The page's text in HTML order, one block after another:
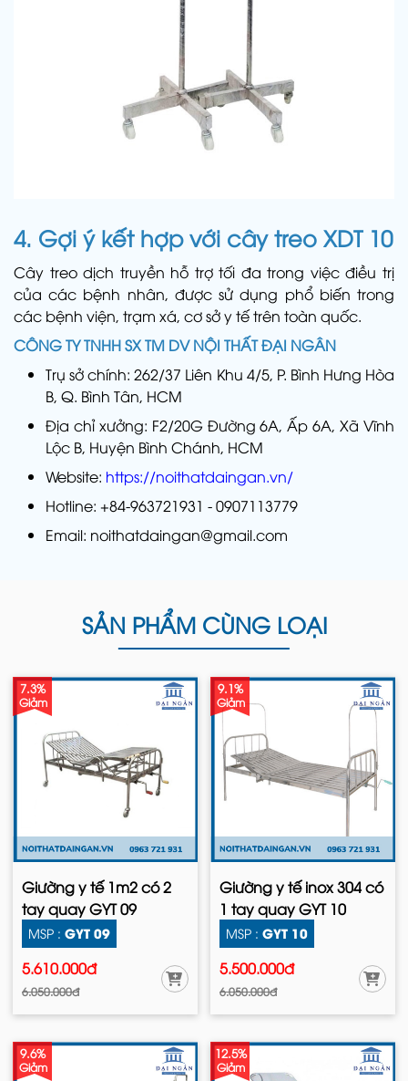
4. Gợi ý kết hợp với cây treo XDT 10
Cây treo dịch truyền hỗ trợ tối đa trong việc điều trị
của các bệnh nhân, được sử dụng phổ biến trong
các bệnh viện, trạm xá, cơ sở y tế trên toàn quốc.
CÔNG TY TNHH SX TM DV NỘI THẤT ĐẠI NGÂN
Trụ sở chính: 262/37 Liên Khu 4/5, P. Bình Hưng Hòa
B, Q. Bình Tân, HCM
Địa chỉ xưởng: F2/20G Đường 6A, Ấp 6A, Xã Vĩnh
Lộc B, Huyện Bình Chánh, HCM
Website: https://noithatdaingan.vn/
Hotline: +84-963721931 - 0907113779
Email: noithatdaingan@gmail.com
SẢN PHẨM CÙNG LOẠI
7.3%
Giảm
Giường y tế 1m2 có 2
tay quay GYT 09
MSP : GYT 09
5.610.000đ
6.050.000đ
9.1%
Giảm
Giường y tế inox 304 có
1 tay quay GYT 10
MSP : GYT 10
5.500.000đ
6.050.000đ
9.6%
Giảm
12.5%
Giảm